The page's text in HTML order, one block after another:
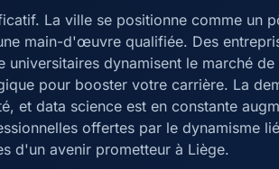
La ville se positionne comme un
main-d'œuvre qualifiée. Des
universitaires dynamisent le marché
pour booster votre carrière. La
et data science est en constante
offertes par le dynamisme
d'un avenir prometteur à Liège.